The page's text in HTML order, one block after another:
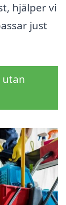
hjälper vi
just
utan